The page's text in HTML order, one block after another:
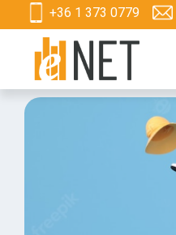
+36 1 373 0779